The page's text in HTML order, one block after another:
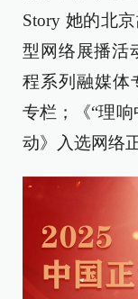
Story 她的北
型网络展播活
程系列融媒体
专栏；《“理
动》入选网络